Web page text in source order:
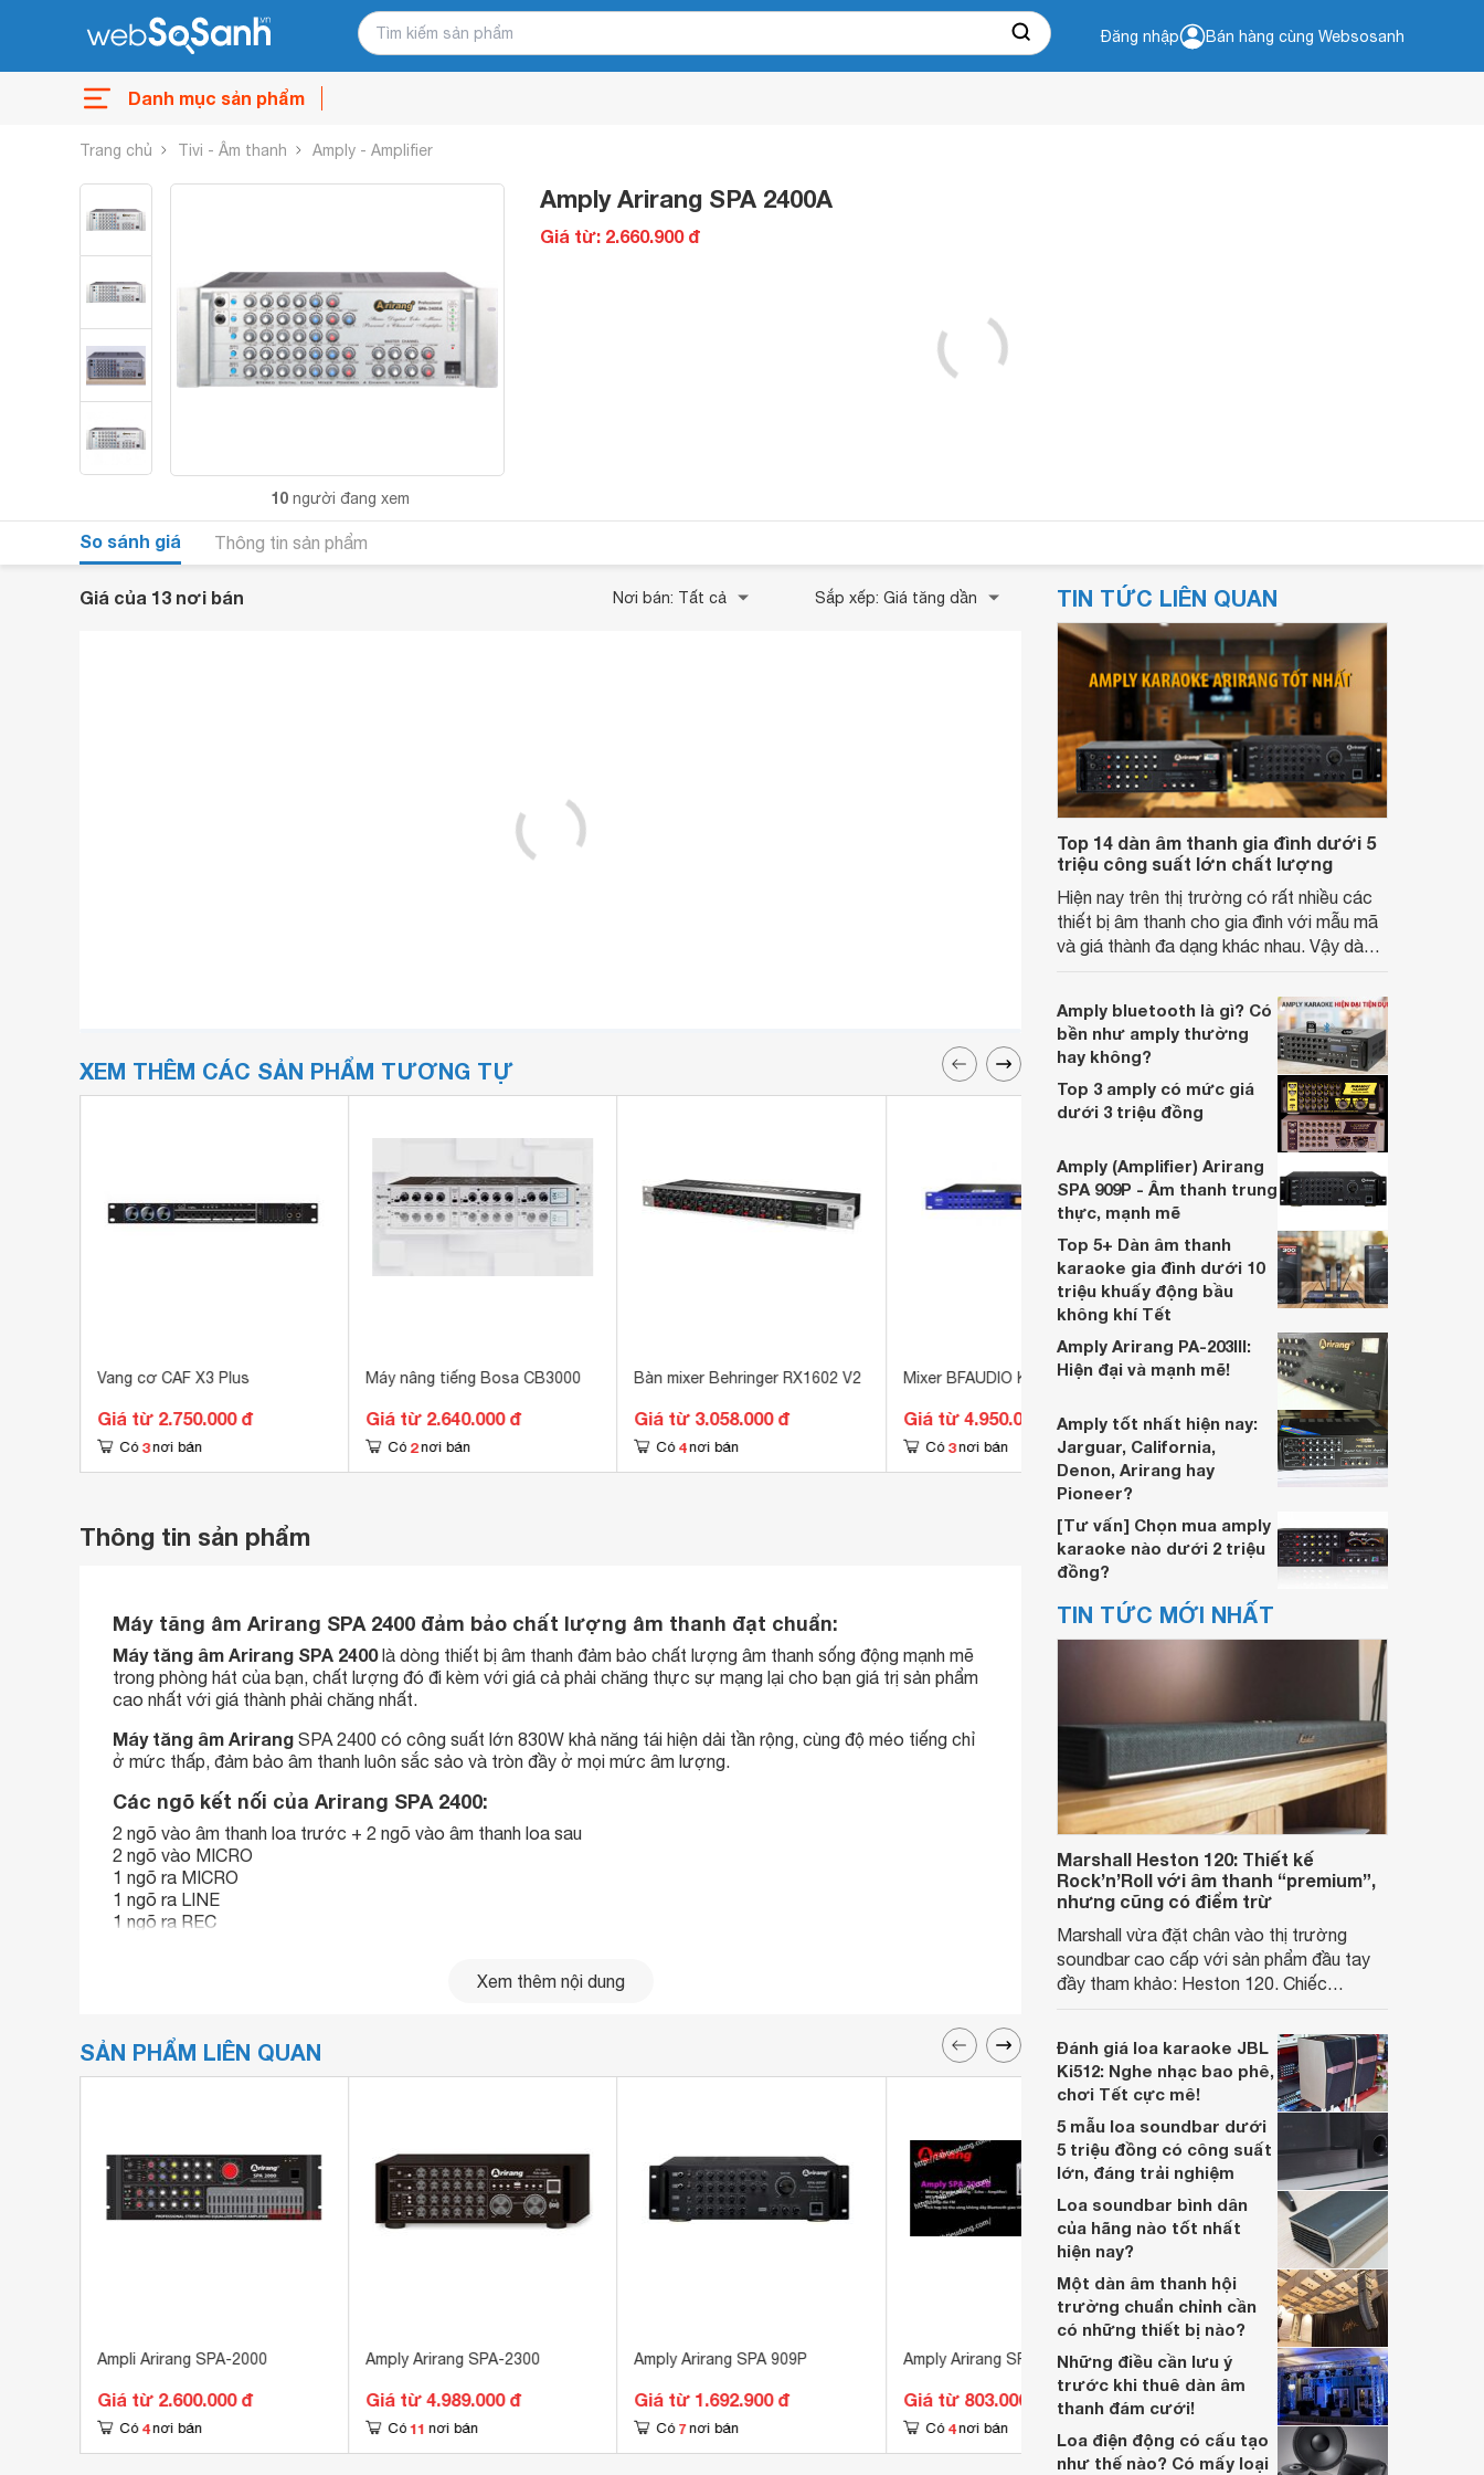
Đăng nhập Bán hàng cùng Websosanh
Danh mục sản phẩm
Trang chủ Tivi - Âm thanh Amply - Amplifier
10 người đang xem
Amply Arirang SPA 2400A
Giá từ: 2.660.900 đ
So sánh giá Thông tin sản phẩm
Giá của 13 nơi bán Nơi bán: Tất cả Sắp xếp: Giá tăng dần
XEM THÊM CÁC SẢN PHẨM TƯƠNG TỰ
Vang cơ CAF X3 Plus
Giá từ 2.750.000 đ
Có 3 nơi bán
Máy nâng tiếng Bosa CB3000
Giá từ 2.640.000 đ
Có 2 nơi bán
Bàn mixer Behringer RX1602 V2
Giá từ 3.058.000 đ
Có 4 nơi bán
Mixer BFAUDIO K-306N
Giá từ 4.950.000 đ
Có 3 nơi bán
Vang số chỉnh cơ JA KM320
Giá từ 0 đ
Chưa có nơi bán
Thông tin sản phẩm
Máy tăng âm Arirang SPA 2400 đảm bảo chất lượng âm thanh đạt chuẩn:
Máy tăng âm Arirang SPA 2400là dòng thiết bị âm thanh đảm bảo chất lượng âm thanh sống động mạnh mẽ
trong phòng hát của bạn, chất lượng đó đi kèm với giá cả phải chăng thực sự mạng lại cho bạn giá trị sản phẩm
cao nhất với giá thành phải chăng nhất.
Máy tăng âm Arirang SPA 2400 có công suất lớn 830W khả năng tái hiện dải tần rộng, cùng độ méo tiếng chỉ
ở mức thấp, đảm bảo âm thanh luôn sắc sảo và tròn đầy ở mọi mức âm lượng.
Các ngõ kết nối của Arirang SPA 2400:
2 ngõ vào âm thanh loa trước + 2 ngõ vào âm thanh loa sau
2 ngõ vào MICRO
1 ngõ ra MICRO
1 ngõ ra LINE
1 ngõ ra REC
Xem thêm nội dung
SẢN PHẨM LIÊN QUAN
Ampli Arirang SPA-2000
Giá từ 2.600.000 đ
Có 4 nơi bán
Amply Arirang SPA-2300
Giá từ 4.989.000 đ
Có 11 nơi bán
Amply Arirang SPA 909P
Giá từ 1.692.900 đ
Có 7 nơi bán
Amply Arirang SPA-203EB
Giá từ 803.000 đ
Có 4 nơi bán
Amply Bluetooth Arirang SPA-
203IIIB
Giá từ 2.849.000 đ
5
TIN TỨC LIÊN QUAN
Top 14 dàn âm thanh gia đình dưới 5
triệu công suất lớn chất lượng
Hiện nay trên thị trường có rất nhiều các
thiết bị âm thanh cho gia đình với mẫu mã
và giá thành đa dạng khác nhau. Vậy dàn
nhất? Websosanh sẽ giới thiệu top 14 dàn
âm thanh gia đình dưới 5 triệu tốt nhất hiện
nay.
Amply bluetooth là gì? Có
bền như amply thường
hay không?
Top 3 amply có mức giá
dưới 3 triệu đồng
Amply (Amplifier) Arirang
SPA 909P - Âm thanh trung
thực, mạnh mẽ
Top 5+ Dàn âm thanh
karaoke gia đình dưới 10
triệu khuấy động bầu
không khí Tết
Amply Arirang PA-203III:
Hiện đại và mạnh mẽ!
Amply tốt nhất hiện nay:
Jarguar, California,
Denon, Arirang hay
Pioneer?
[Tư vấn] Chọn mua amply
karaoke nào dưới 2 triệu
đồng?
TIN TỨC MỚI NHẤT
Marshall Heston 120: Thiết kế
Rock’n’Roll với âm thanh “premium”,
nhưng cũng có điểm trừ
Marshall vừa đặt chân vào thị trường
soundbar cao cấp với sản phẩm đầu tay
đầy tham khảo: Heston 120. Chiếc
lớn, kết nối đa dạng, mà còn ghi điểm nhờ
“chất Marshall” cùng cấu trúc âm thanh
5.1.2 đầy hứa hẹn.
Đánh giá loa karaoke JBL
Ki512: Nghe nhạc bao phê,
chơi Tết cực mê!
5 mẫu loa soundbar dưới
5 triệu đồng có công suất
lớn, đáng trải nghiệm
Loa soundbar bình dân
của hãng nào tốt nhất
hiện nay?
Một dàn âm thanh hội
trường chuẩn chỉnh cần
có những thiết bị nào?
Những điều cần lưu ý
trước khi thuê dàn âm
thanh đám cưới!
Loa điện động có cấu tạo
như thế nào? Có mấy loại